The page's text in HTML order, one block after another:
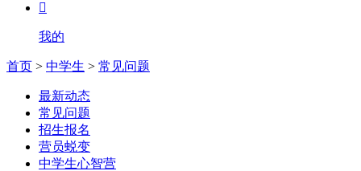

我的
首页 > 中学生 > 常见问题
最新动态
常见问题
招生报名
营员蜕变
中学生心智营